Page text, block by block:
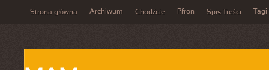
Strona główna Archiwum Chodźcie Pfron Spis Treści Tagi